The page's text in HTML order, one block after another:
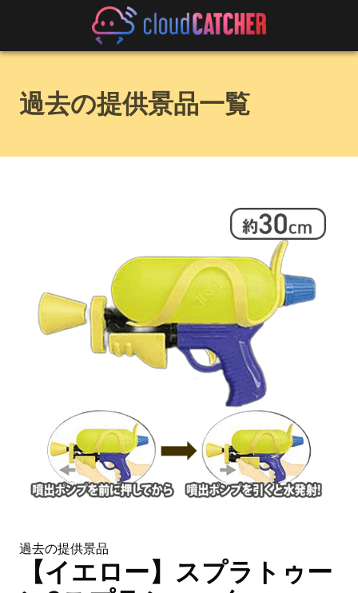
過去の提供景品一覧
過去の提供景品
【イエロー】スプラトゥー